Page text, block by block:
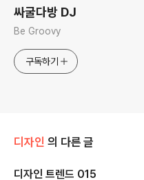
싸굴다방 DJ
Be Groovy
구독하기
디자인 의 다른 글
디자인 트렌드 015